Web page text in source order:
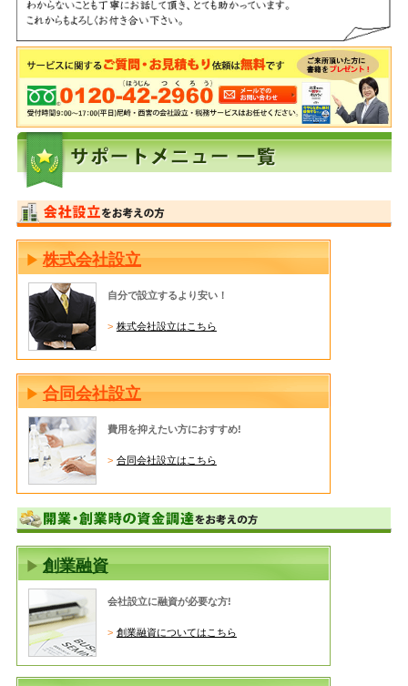
株式会社設立
自分で設立するより安い！
株式会社設立はこちら
合同会社設立
費用を抑えたい方におすすめ!
合同会社設立はこちら
創業融資
会社設立に融資が必要な方!
創業融資についてはこちら